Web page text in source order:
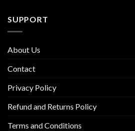
SUPPORT
About Us
Contact
Privacy Policy
Refund and Returns Policy
Terms and Conditions